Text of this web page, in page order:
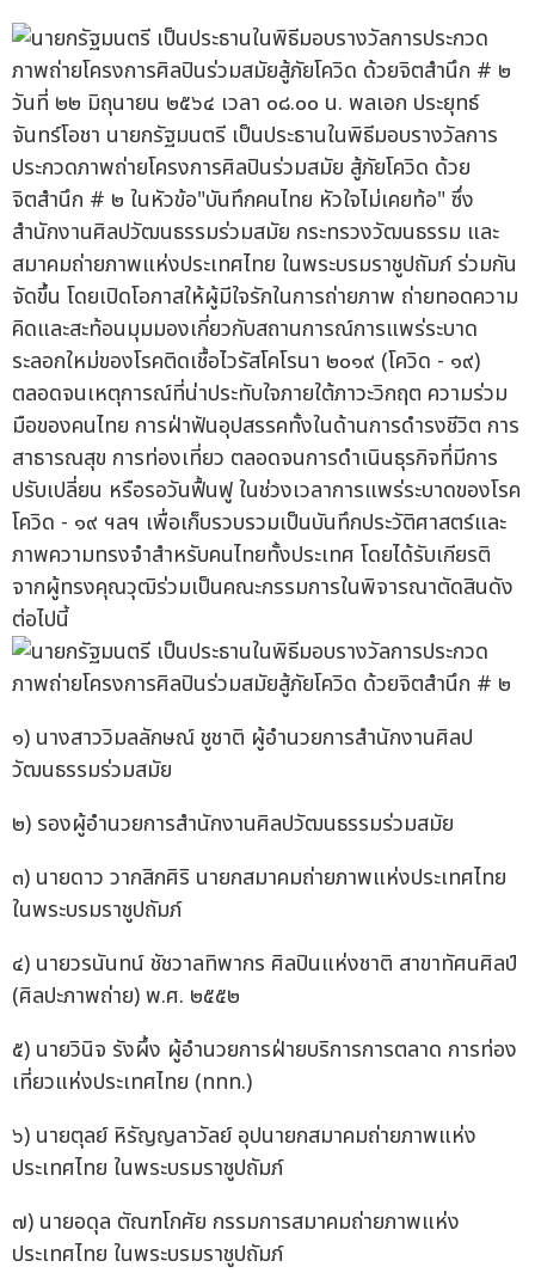
วันที่ ๒๒ มิถุนายน ๒๕๖๔ เวลา ๐๘.๐๐ น. พลเอก ประยุทธ์
จันทร์โอชา นายกรัฐมนตรี เป็นประธานในพิธีมอบรางวัลการ
ประกวดภาพถ่ายโครงการศิลปินร่วมสมัย สู้ภัยโควิด ด้วย
จิตสำนึก # ๒ ในหัวข้อ"บันทึกคนไทย หัวใจไม่เคยท้อ" ซึ่ง
สำนักงานศิลปวัฒนธรรมร่วมสมัย กระทรวงวัฒนธรรม และ
สมาคมถ่ายภาพแห่งประเทศไทย ในพระบรมราชูปถัมภ์ ร่วมกัน
จัดขึ้น โดยเปิดโอกาสให้ผู้มีใจรักในการถ่ายภาพ ถ่ายทอดความ
คิดและสะท้อนมุมมองเกี่ยวกับสถานการณ์การแพร่ระบาด
ระลอกใหม่ของโรคติดเชื้อไวรัสโคโรนา ๒๐๑๙ (โควิด - ๑๙)
ตลอดจนเหตุการณ์ที่น่าประทับใจภายใต้ภาวะวิกฤต ความร่วม
มือของคนไทย การฝ่าฟันอุปสรรคทั้งในด้านการดำรงชีวิต การ
สาธารณสุข การท่องเที่ยว ตลอดจนการดำเนินธุรกิจที่มีการ
ปรับเปลี่ยน หรือรอวันฟื้นฟู ในช่วงเวลาการแพร่ระบาดของโรค
โควิด - ๑๙ ฯลฯ เพื่อเก็บรวบรวมเป็นบันทึกประวัติศาสตร์และ
ภาพความทรงจำสำหรับคนไทยทั้งประเทศ โดยได้รับเกียรติ
จากผู้ทรงคุณวุฒิร่วมเป็นคณะกรรมการในพิจารณาตัดสินดัง
ต่อไปนี้
๑) นางสาววิมลลักษณ์ ชูชาติ ผู้อำนวยการสำนักงานศิลป
วัฒนธรรมร่วมสมัย
๒) รองผู้อำนวยการสำนักงานศิลปวัฒนธรรมร่วมสมัย
๓) นายดาว วากสิกศิริ นายกสมาคมถ่ายภาพแห่งประเทศไทย
ในพระบรมราชูปถัมภ์
๔) นายวรนันทน์ ชัชวาลทิพากร ศิลปินแห่งชาติ สาขาทัศนศิลป์
(ศิลปะภาพถ่าย) พ.ศ. ๒๕๕๒
๕) นายวินิจ รังผึ้ง ผู้อำนวยการฝ่ายบริการการตลาด การท่อง
เที่ยวแห่งประเทศไทย (ททท.)
๖) นายตุลย์ หิรัญญลาวัลย์ อุปนายกสมาคมถ่ายภาพแห่ง
ประเทศไทย ในพระบรมราชูปถัมภ์
๗) นายอดุล ตัณฑโกศัย กรรมการสมาคมถ่ายภาพแห่ง
ประเทศไทย ในพระบรมราชูปถัมภ์